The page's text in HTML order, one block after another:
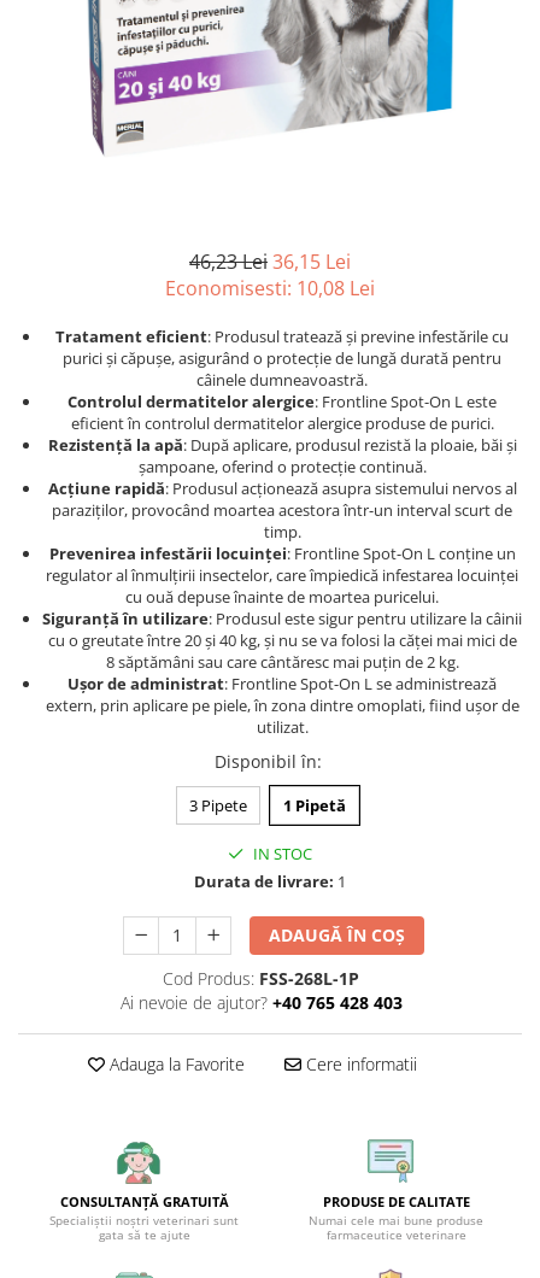
Afecțiuni hepatice
Afecțiuni neurologice
Afecțiuni oftalmice
Afecțiuni oncologice
Afecțiuni otice
Vitamine și minerale
Hrană
Hrană umedă
Hrană uscată
Recompense și snack-uri
Igienă orală
Afecțiuni hepatice
Afecțiuni neurologice
Afecțiuni oftalmice
Afecțiuni oncologice
Afecțiuni otice
Vitamine și minerale
Hrană
Hrană umedă
Hrană uscată
Așternut Tofu / Nisip
Igienă orală
46,23 Lei36,15 Lei
Economisesti: 10,08 Lei
Tratament eficient: Produsul tratează și previne infestările cu
purici și căpușe, asigurând o protecție de lungă durată pentru
câinele dumneavoastră.
Controlul dermatitelor alergice: Frontline Spot-On L este
eficient în controlul dermatitelor alergice produse de purici.
Rezistență la apă: După aplicare, produsul rezistă la ploaie, băi și
șampoane, oferind o protecție continuă.
Acțiune rapidă: Produsul acționează asupra sistemului nervos al
paraziților, provocând moartea acestora într-un interval scurt de
timp.
Prevenirea infestării locuinței: Frontline Spot-On L conține un
regulator al înmulțirii insectelor, care împiedică infestarea locuinței
cu ouă depuse înainte de moartea puricelui.
Siguranță în utilizare: Produsul este sigur pentru utilizare la câinii
cu o greutate între 20 și 40 kg, și nu se va folosi la căței mai mici de
8 săptămâni sau care cântăresc mai puțin de 2 kg.
Ușor de administrat: Frontline Spot-On L se administrează
extern, prin aplicare pe piele, în zona dintre omoplati, fiind ușor de
utilizat.
Disponibil în:
3 Pipete 1 Pipetă
IN STOC
Durata de livrare: 1
ADAUGĂ ÎN COȘ
Cod Produs: FSS-268L-1P
Ai nevoie de ajutor? +40 765 428 403
Adauga la Favorite Cere informatii
CONSULTANȚĂ GRATUITĂ
Specialiștii noștri veterinari sunt
gata să te ajute
PRODUSE DE CALITATE
Numai cele mai bune produse
farmaceutice veterinare